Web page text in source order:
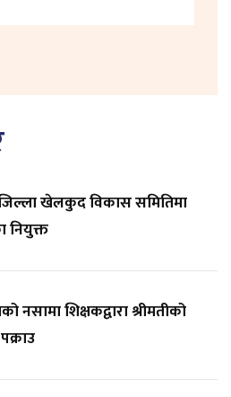
खेलकुद विकास समितिमा
नियुक्त
नसामा शिक्षकद्वारा श्रीमतीको